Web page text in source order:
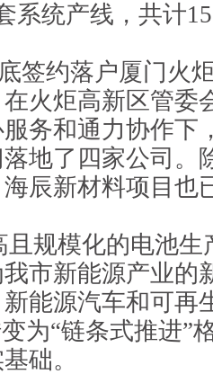
系统产线，共计
签约落户厦门火
火炬高新区管委
务和通力协作下
地了四家公司。
辰新材料项目也
且规模化的电池生
市新能源产业的
能源汽车和可再
为“链条式推进”
础。